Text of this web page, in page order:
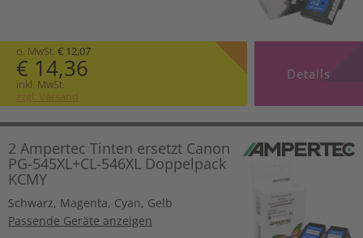
o. MwSt. € 12,07
€ 14,36
inkl. MwSt.
zzgl. Versand
Details
2 Ampertec Tinten ersetzt Canon
PG-545XL+CL-546XL Doppelpack
KCMY
Schwarz, Magenta, Cyan, Gelb
Passende Geräte anzeigen